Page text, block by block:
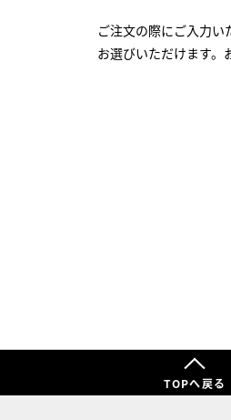
ご注文の際にご入力
お選びいただけます。
TOPへ戻る